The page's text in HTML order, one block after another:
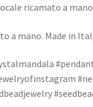
ricamato a
a mano. Made in